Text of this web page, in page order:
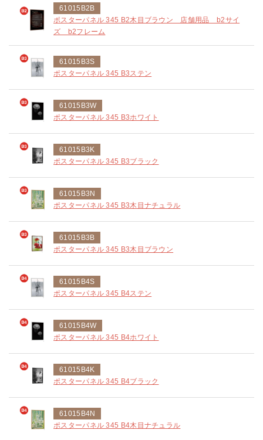
61015B2B
ポスターパネル 345 B2木目ブラウン 店舗用品 b2サイ
ズ b2フレーム
61015B3S
ポスターパネル 345 B3ステン
61015B3W
ポスターパネル 345 B3ホワイト
61015B3K
ポスターパネル 345 B3ブラック
61015B3N
ポスターパネル 345 B3木目ナチュラル
61015B3B
ポスターパネル 345 B3木目ブラウン
61015B4S
ポスターパネル 345 B4ステン
61015B4W
ポスターパネル 345 B4ホワイト
61015B4K
ポスターパネル 345 B4ブラック
61015B4N
ポスターパネル 345 B4木目ナチュラル